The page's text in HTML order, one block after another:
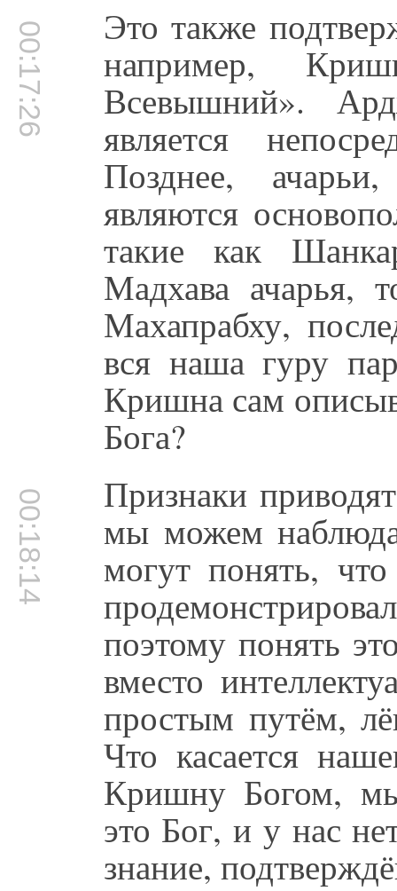
00:17:26 Это также
например,
Всевышний».
является
Позднее,
являются
такие как
Мадхава ачарья,
Махапрабху,
вся наша гуру
Кришна сам
Бога?
00:18:14 Признаки
мы можем
могут понять,
поэтому понять
вместо
простым путём,
Что касается
Кришну Богом,
это Бог, и у нас
знание,